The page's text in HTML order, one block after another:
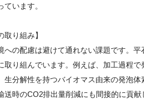
います。
取り組み】
への配慮は避けて通れない課題です。
取り組んでいます。例えば、加工過程
生分解性を持つバイオマス由来の発泡
送時のCO2排出量削減にも間接的に貢